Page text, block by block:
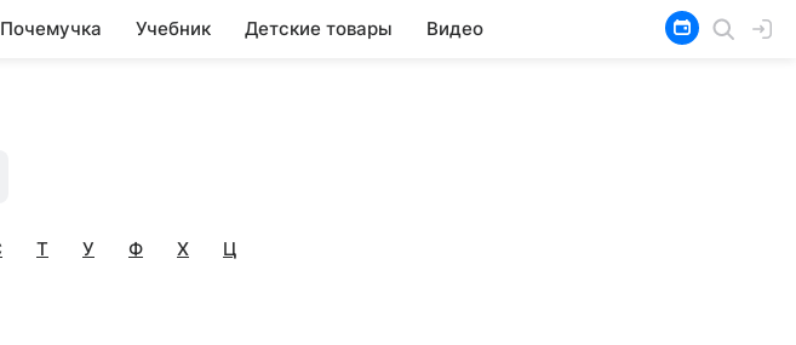
Почемучка Учебник Детские товары Видео
Т У Ф Х Ц